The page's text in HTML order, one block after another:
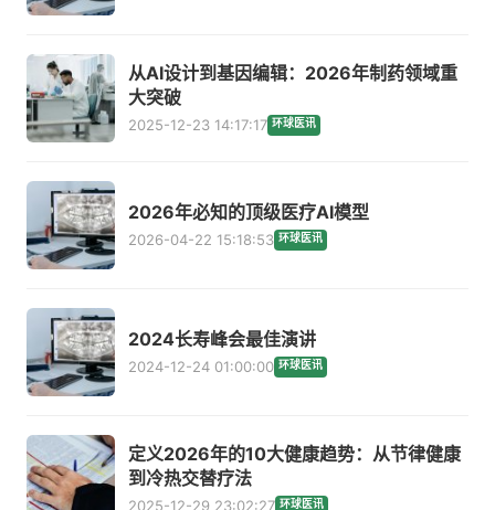
从AI设计到基因编辑：2026年制药领域重
大突破
2025-12-23 14:17:17 环球医讯
2026年必知的顶级医疗AI模型
2026-04-22 15:18:53 环球医讯
2024长寿峰会最佳演讲
2024-12-24 01:00:00 环球医讯
定义2026年的10大健康趋势：从节律健康
到冷热交替疗法
2025-12-29 23:02:27 环球医讯